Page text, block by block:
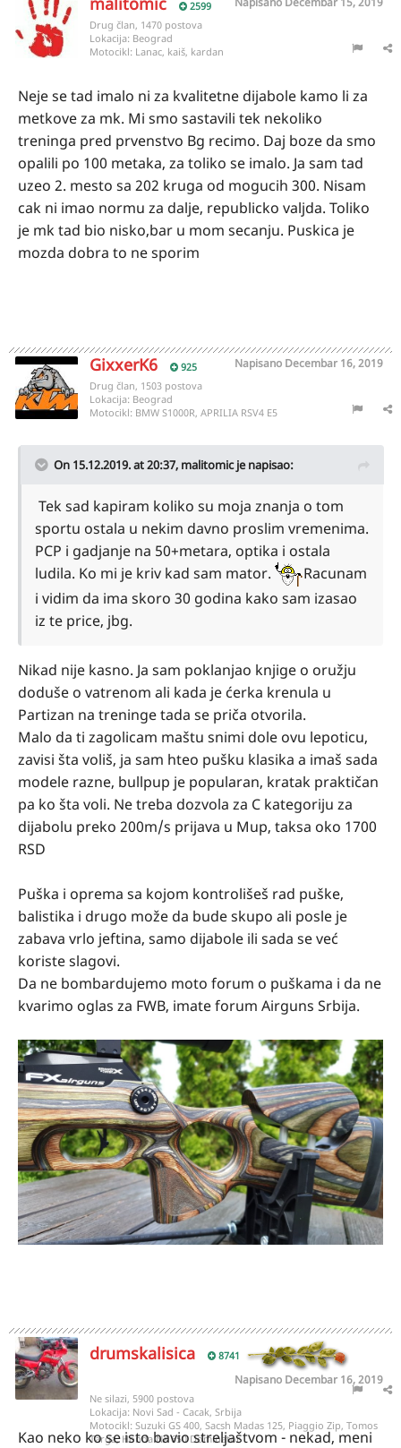
2599
Drug član, 1470 postova
Lokacija: Beograd
Motocikl: Lanac, kaiš, kardan
Neje se tad imalo ni za kvalitetne dijabole kamo li za
metkove za mk. Mi smo sastavili tek nekoliko
treninga pred prvenstvo Bg recimo. Daj boze da smo
opalili po 100 metaka, za toliko se imalo. Ja sam tad
uzeo 2. mesto sa 202 kruga od mogucih 300. Nisam
cak ni imao normu za dalje, republicko valjda. Toliko
je mk tad bio nisko,bar u mom secanju. Puskica je
mozda dobra to ne sporim
GixxerK6 925 Napisano Decembar 16, 2019
Drug član, 1503 postova
Lokacija: Beograd
Motocikl: BMW S1000R, APRILIA RSV4 E5
On 15.12.2019. at 20:37, malitomicje napisao:
Tek sad kapiram koliko su moja znanja o tom
sportu ostala u nekim davno proslim vremenima.
PCP i gadjanje na 50+metara, optika i ostala
ludila. Ko mi je kriv kad sam mator.
Racunam
i vidim da ima skoro 30 godina kako sam izasao
iz te price, jbg.
Nikad nije kasno. Ja sam poklanjao knjige o oružju
doduše o vatrenom ali kada je ćerka krenula u
Partizan na treninge tada se priča otvorila.
Malo da ti zagolicam maštu snimi dole ovu lepoticu,
zavisi šta voliš, ja sam hteo pušku klasika a imaš sada
modele razne, bullpup je popularan, kratak praktičan
pa ko šta voli. Ne treba dozvola za C kategoriju za
dijabolu preko 200m/s prijava u Mup, taksa oko 1700
RSD
Puška i oprema sa kojom kontrolišeš rad puške,
balistika i drugo može da bude skupo ali posle je
zabava vrlo jeftina, samo dijabole ili sada se već
koriste slagovi.
Da ne bombardujemo moto forum o puškama i da ne
kvarimo oglas za FWB, imate forum Airguns Srbija.
drumskalisica 8741
Napisano Decembar 16, 2019
Ne silazi, 5900 postova
Lokacija: Novi Sad - Cacak, Srbija
Motocikl: Suzuki GS 400, Sacsh Madas 125, Piaggio Zip, Tomos
Targa, Honda NX 650 Dominator
Kao neko ko se isto bavio streljaštvom - nekad, meni